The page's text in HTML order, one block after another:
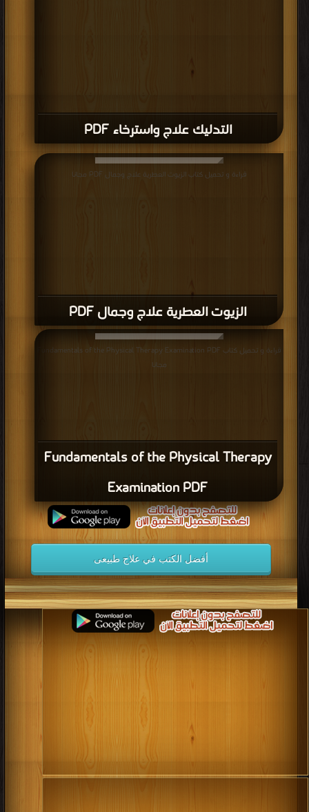
التدليك علاج واسترخاء PDF
الزيوت العطرية علاج وجمال PDF
قراءة و تحميل كتاب الزيوت العطرية علاج وجمال PDF مجانا
Fundamentals of the Physical Therapy
Examination PDF
قراءة و تحميل كتاب Fundamentals of the Physical Therapy Examination PDF
مجانا
أفضل الكتب في علاج طبيعى